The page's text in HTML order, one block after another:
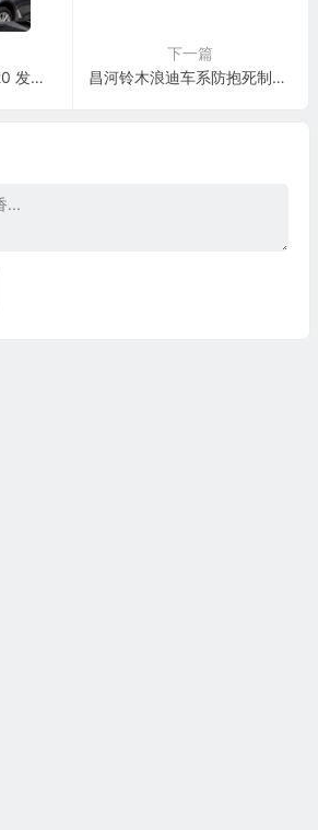
宝马520Li（F18）N20 发动机所有喷油嘴更换与编码复检标准
下一篇
昌河铃木浪迪车系防抱死制动系统 ABS 电脑板34针端子